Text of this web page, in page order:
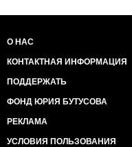
О НАС
КОНТАКТНАЯ ИНФОРМАЦИЯ
ПОДДЕРЖАТЬ
ФОНД ЮРИЯ БУТУСОВА
РЕКЛАМА
УСЛОВИЯ ПОЛЬЗОВАНИЯ